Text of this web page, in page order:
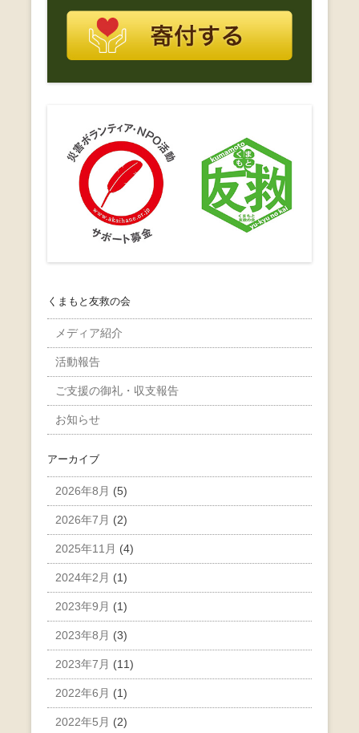
くまもと友救の会
メディア紹介
活動報告
ご支援の御礼・収支報告
お知らせ
アーカイブ
2026年8月 (5)
2026年7月 (2)
2025年11月 (4)
2024年2月 (1)
2023年9月 (1)
2023年8月 (3)
2023年7月 (11)
2022年6月 (1)
2022年5月 (2)